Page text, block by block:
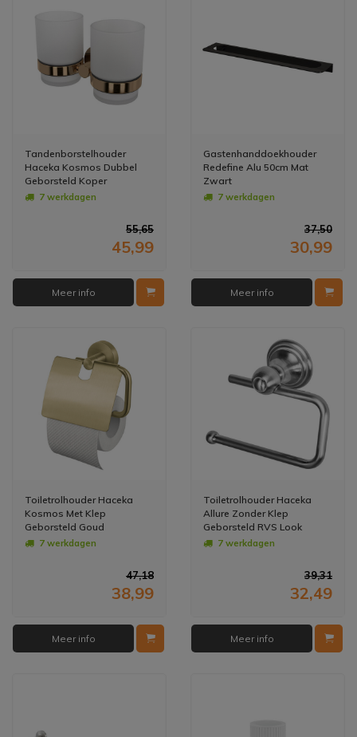
Tandenborstelhouder
Haceka Kosmos Dubbel
Geborsteld Koper
7 werkdagen
55,65
45,99
Meer info
Gastenhanddoekhouder
Redefine Alu 50cm Mat
Zwart
7 werkdagen
37,50
30,99
Meer info
Toiletrolhouder Haceka
Kosmos Met Klep
Geborsteld Goud
7 werkdagen
47,18
38,99
Meer info
Toiletrolhouder Haceka
Allure Zonder Klep
Geborsteld RVS Look
7 werkdagen
39,31
32,49
Meer info